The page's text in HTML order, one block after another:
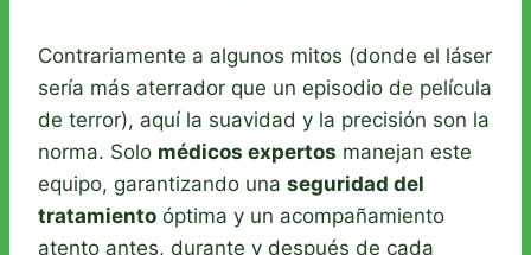
Contrariamente a algunos mitos (donde el láser
sería más aterrador que un episodio de película
de terror), aquí la suavidad y la precisión son la
norma. Solo médicos expertos manejan este
equipo, garantizando una seguridad del
tratamiento óptima y un acompañamiento
atento antes, durante y después de cada